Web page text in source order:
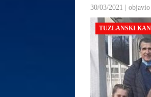
30/03/2021 | objavio
TUZLANSKI